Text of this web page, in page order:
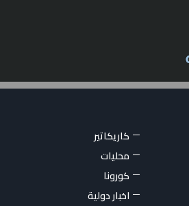
كاريكاتير
محليات
كورونا
اخبار دولية